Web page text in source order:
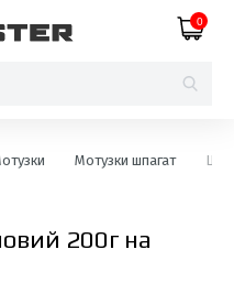
0
Мотузки шпагат
200г на